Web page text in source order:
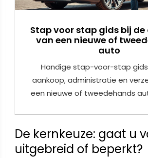
Stap voor stap gids bij
van een nieuwe of
auto
Handige stap-voor-stap
aankoop, administratie en
een nieuwe of tweedehands
De kernkeuze: gaat u
uitgebreid of beperkt?